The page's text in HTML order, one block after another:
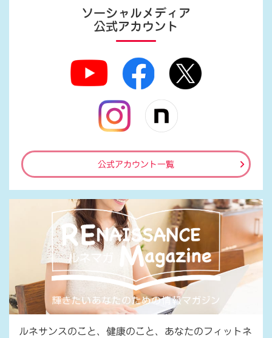
ソーシャルメディア
公式アカウント
公式アカウント一覧
ルネサンスのこと、健康のこと、あなたのフィットネ